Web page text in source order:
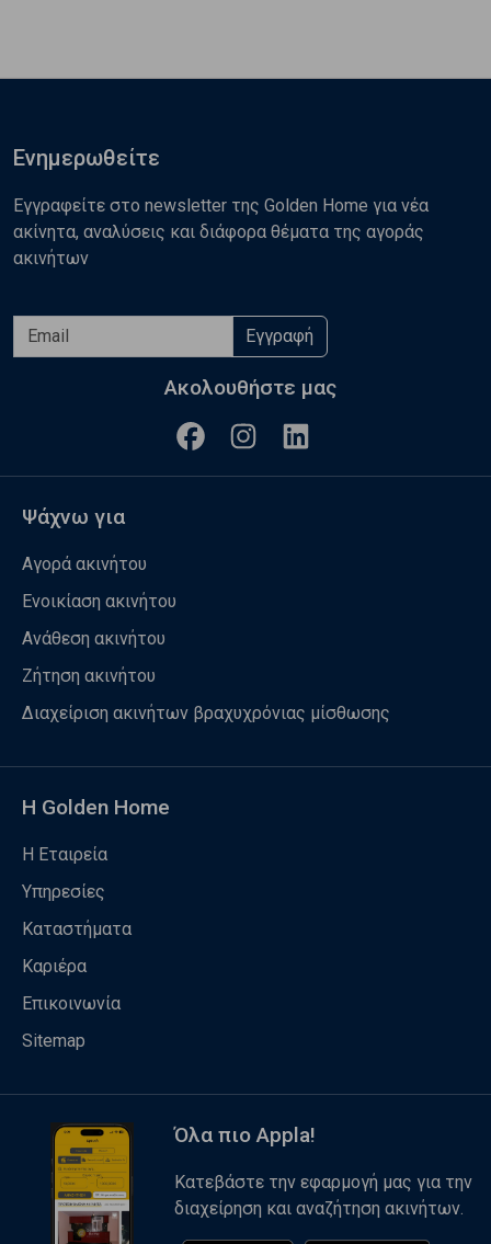
Ενημερωθείτε
Εγγραφείτε στο newsletter της Golden Home για νέα
ακίνητα, αναλύσεις και διάφορα θέματα της αγοράς
ακινήτων
Εγγραφή
Ακολουθήστε μας
Ψάχνω για
Αγορά ακινήτου
Ενοικίαση ακινήτου
Ανάθεση ακινήτου
Ζήτηση ακινήτου
Διαχείριση ακινήτων βραχυχρόνιας μίσθωσης
Η Golden Home
Η Εταιρεία
Υπηρεσίες
Καταστήματα
Καριέρα
Επικοινωνία
Sitemap
Όλα πιο Appla!
Κατεβάστε την εφαρμογή μας για την
διαχείρηση και αναζήτηση ακινήτων.